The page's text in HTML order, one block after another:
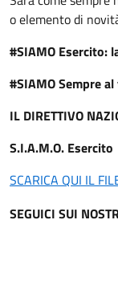
o elemento di
#SIAMO Esercito:
#SIAMO Sempre
IL DIRETTIVO
S.I.A.M.O. Esercito
SCARICA QUI IL
SEGUICI SUI